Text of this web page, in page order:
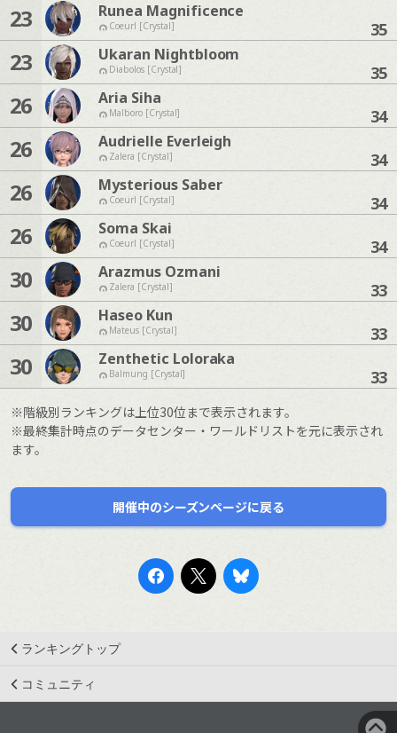
23 Runea Magnificence
Coeurl [Crystal] 35
23 Ukaran Nightbloom
Diabolos [Crystal] 35
26 Aria Siha
Malboro [Crystal] 34
26 Audrielle Everleigh
Zalera [Crystal] 34
26 Mysterious Saber
Coeurl [Crystal] 34
26 Soma Skai
Coeurl [Crystal] 34
30 Arazmus Ozmani
Zalera [Crystal] 33
30 Haseo Kun
Mateus [Crystal] 33
30 Zenthetic Loloraka
Balmung [Crystal] 33
※階級別ランキングは上位30位まで表示されます。
※最終集計時点のデータセンター・ワールドリストを元に表示され
ます。
開催中のシーズンページに戻る
ランキングトップ
コミュニティ